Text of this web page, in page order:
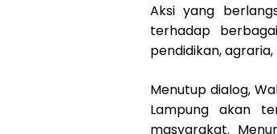
Aksi yang
terhadap
pendidikan,
Menutup dialog,
Lampung akan
masyarakat.